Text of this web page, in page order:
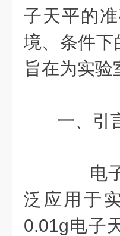
子天平的
境、条件下
旨在为实
一、引
电子
泛应用于
0.01g电子